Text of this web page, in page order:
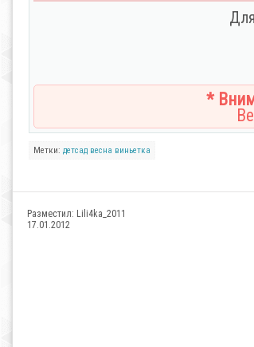
*
Метки: детсад весна виньетка
Разместил: Lili4ka_2011
17.01.2012